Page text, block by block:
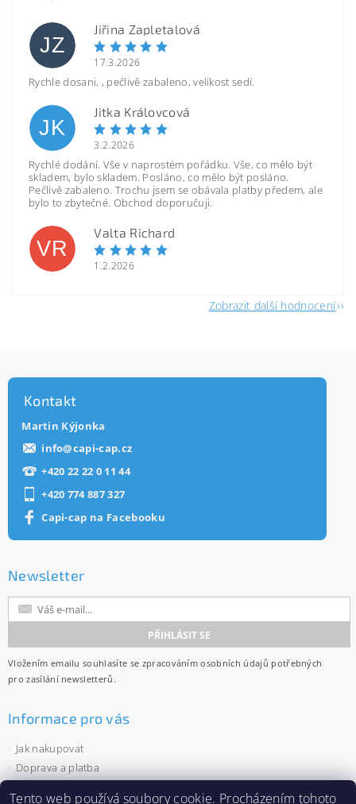
JZ
Jiřina Zapletalová
17.3.2026
Rychle dosani, , pečlivě zabaleno, velikost sedí.
JK
Jitka Královcová
3.2.2026
Rychlé dodání. Vše v naprostém pořádku. Vše, co mělo být
skladem, bylo skladem. Posláno, co mělo být posláno.
Pečlivě zabaleno. Trochu jsem se obávala platby předem, ale
bylo to zbytečné. Obchod doporučuji.
VR
Valta Richard
1.2.2026
Zobrazit další hodnocení
Kontakt
Martin Kýjonka
info@capi-cap.cz
+420 22 22 0 11 44
+420 774 887 327
Capi-cap na Facebooku
Newsletter
Vložením emailu souhlasíte se zpracováním osobních údajů potřebných
pro zasílání newsletterů.
Informace pro vás
Jak nakupovat
Doprava a platba
Tento web používá soubory cookie. Procházením tohoto